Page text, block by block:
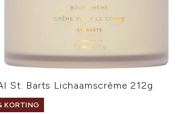
St. Barts Lichaamscrème 212g
KORTING